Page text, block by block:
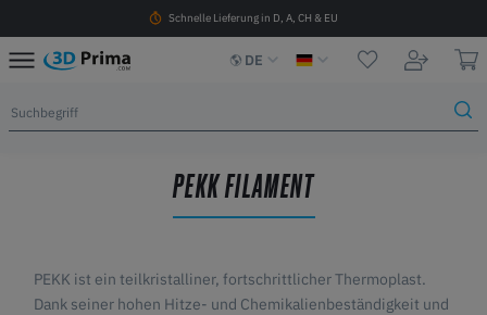
Schnelle Lieferung in D, A, CH & EU
DE
PEKK FILAMENT
PEKK ist ein teilkristalliner, fortschrittlicher Thermoplast.
Dank seiner hohen Hitze- und Chemikalienbeständigkeit und